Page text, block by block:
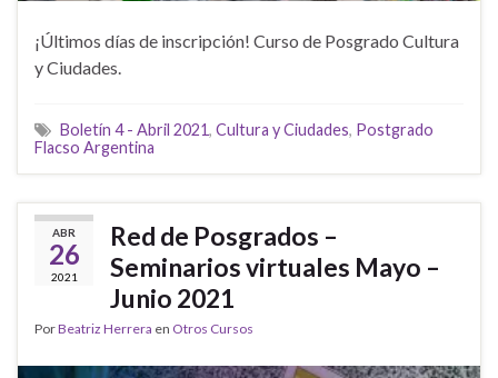
¡Últimos días de inscripción! Curso de Posgrado Cultura
y Ciudades.
Boletín 4 - Abril 2021, Cultura y Ciudades, Postgrado
Flacso Argentina
ABR
26
2021
Red de Posgrados –
Seminarios virtuales Mayo –
Junio 2021
PorBeatriz Herrera en Otros Cursos